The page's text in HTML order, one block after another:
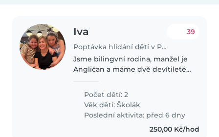
Iva
Poptávka hlídání dětí v Praha
39
Jsme bilingvní rodina, manžel je
Angličan a máme dvě devítileté
zájmy, potřeby a také charakter.
Na pravidelnou a dlouhodobou
spolupráci hledáme někoho..
Počet dětí: 2
Věk dětí:Školák
Poslední aktivita: před 6 dny
250,00 Kč/hod